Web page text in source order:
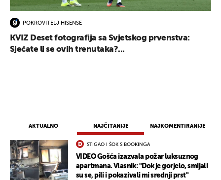
AKTUALNO NAJČITANIJE NAJKOMENTIRANIJE
STIGAO I ŠOK S BOOKINGA
VIDEO Gošća izazvala požar luksuznog
apartmana. Vlasnik: "Dok je gorjelo, smijali
su se, pili i pokazivali mi srednji prst"
POKROVITELJ HISENSE
KVIZ Deset fotografija sa Svjetskog prvenstva:
Sjećate li se ovih trenutaka?...
UKLJUČITE NOTIFIKACIJE